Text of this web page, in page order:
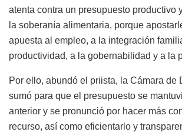
atenta contra un presupuesto productivo
la soberanía alimentaria, porque
apuesta al empleo, a la integración
productividad, a la gobernabilidad y a la
Por ello, abundó el priista, la Cámara de
sumó para que el presupuesto se
anterior y se pronunció por hacer más
recurso, así como eficientarlo y